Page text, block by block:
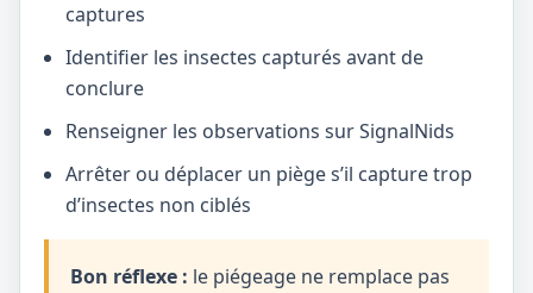
captures
Identifier les insectes capturés avant de
conclure
Renseigner les observations sur SignalNids
Arrêter ou déplacer un piège s’il capture trop
d’insectes non ciblés
Bon réflexe : le piégeage ne remplace pas